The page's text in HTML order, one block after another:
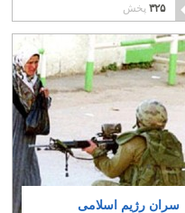
۳۲۵ پخش
سران رژیم اسلامی